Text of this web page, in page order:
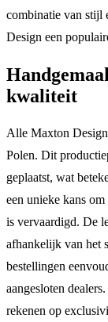
combinatie van stijl
Design een
kwaliteit
Alle Maxton
Polen. Dit
geplaatst, wat
een unieke kans
is vervaardigd. De
afhankelijk van het
bestellingen
aangesloten
rekenen op